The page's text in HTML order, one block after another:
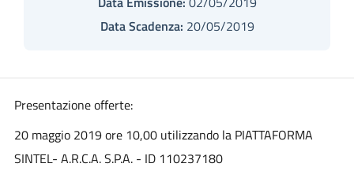
Data Scadenza: 20/05/2019
Presentazione offerte:
20 maggio 2019 ore 10,00 utilizzando la PIATTAFORMA
SINTEL- A.R.C.A. S.P.A. - ID 110237180